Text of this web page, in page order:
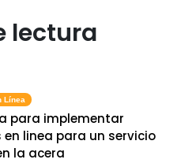
lectura
Línea
para implementar
en linea para un servicio
la acera